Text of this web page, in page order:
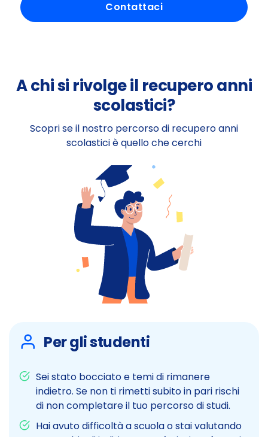
Contattaci
A chi si rivolge il recupero anni
scolastici?
Scopri se il nostro percorso di recupero anni
scolastici è quello che cerchi
Per gli studenti
Sei stato bocciato e temi di rimanere
indietro. Se non ti rimetti subito in pari rischi
di non completare il tuo percorso di studi.
Hai avuto difficoltà a scuola o stai valutando